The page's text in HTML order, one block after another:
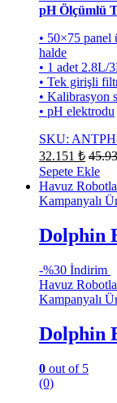
pH Ölçümlü
• 50×75 panel
halde
• 1 adet 2.8L/
• Tek girişli
• Kalibrasyon
• pH elektrodu
SKU:
32.151 ₺
Sepete Ekle
Havuz
Kampanyalı
Dolphin
-%30 İndirim
Havuz
Kampanyalı
Dolphin
0 out of 5
(0)